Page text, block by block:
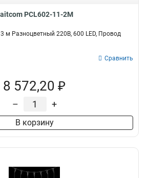
PCL602-11-2M
м Разноцветный 220В, 600 LED, Провод
Сравнить
8 572,20 ₽
– +
В корзину